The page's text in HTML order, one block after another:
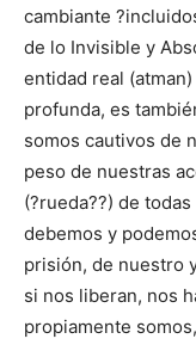
cambiante
de lo Invisible y
entidad real
profunda, es
somos cautivos de
peso de nuestras
(?rueda??) de
debemos y
prisión, de nuestro
si nos liberan, nos
propiamente